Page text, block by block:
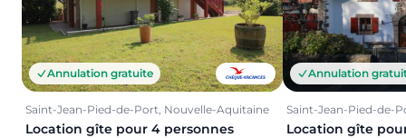
Annulation gratuite
Saint-Jean-Pied-de-Port, Nouvelle-Aquitaine
Location gîte pour 4 personnes
Annulation
Saint-Jean-Pied-de-
Location gîte